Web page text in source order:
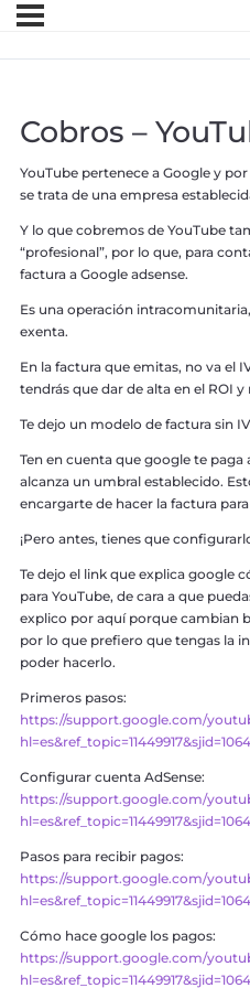
Cobros –
YouTube pertenece a Google y
se trata de una empresa
Y lo que cobremos de YouTube
“profesional”, por lo que, para
factura a Google adsense.
Es una operación
exenta.
En la factura que emitas, no va el
tendrás que dar de alta en el ROI
Te dejo un modelo de factura sin
Ten en cuenta que google te
alcanza un umbral establecido.
encargarte de hacer la factura
¡Pero antes, tienes que
Te dejo el link que explica google
para YouTube, de cara a que
explico por aquí porque cambian
por lo que prefiero que tengas la
poder hacerlo.
Primeros pasos:
https://support.google.com/
Configurar cuenta AdSense:
https://support.google.com/
Pasos para recibir pagos:
https://support.google.com/
Cómo hace google los pagos:
https://support.google.com/